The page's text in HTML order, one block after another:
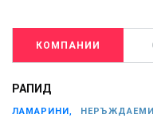
КОМПАНИИ
РАПИД
ЛАМАРИНИ,